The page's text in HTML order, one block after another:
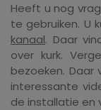
Heeft u nog
te gebruiken. U
kanaal. Daar
over kurk.
bezoeken.
interessante
de installatie en